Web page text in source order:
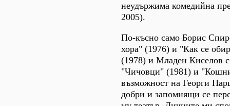
неудържима комедийна
2005).
По-късно само Борис
хора" (1976) и "Как се
(1978) и Младен Киселов
"Чичовци" (1981) и
възможност на Георги
добри и запомнящи се